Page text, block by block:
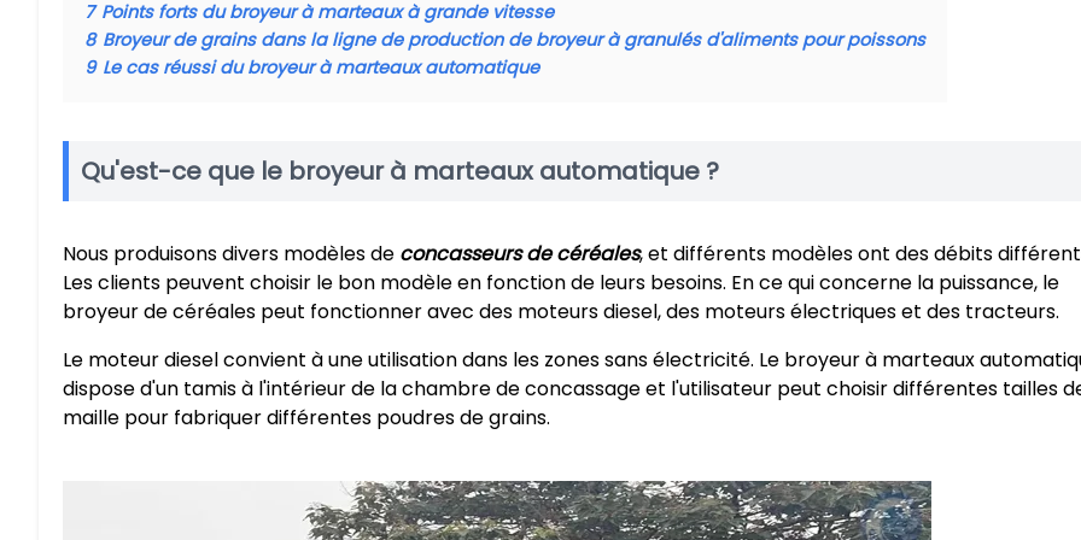
7 Points forts du broyeur à marteaux à grande vitesse
8 Broyeur de grains dans la ligne de production de broyeur à granulés d'aliments pour poissons
9 Le cas réussi du broyeur à marteaux automatique
Qu'est-ce que le broyeur à marteaux automatique ?
Nous produisons divers modèles de concasseurs de céréales, et différents modèles ont des débits
Les clients peuvent choisir le bon modèle en fonction de leurs besoins. En ce qui concerne la puissance, le
broyeur de céréales peut fonctionner avec des moteurs diesel, des moteurs électriques et des tracteurs.
Le moteur diesel convient à une utilisation dans les zones sans électricité. Le broyeur à marteaux
dispose d'un tamis à l'intérieur de la chambre de concassage et l'utilisateur peut choisir différentes tailles
maille pour fabriquer différentes poudres de grains.